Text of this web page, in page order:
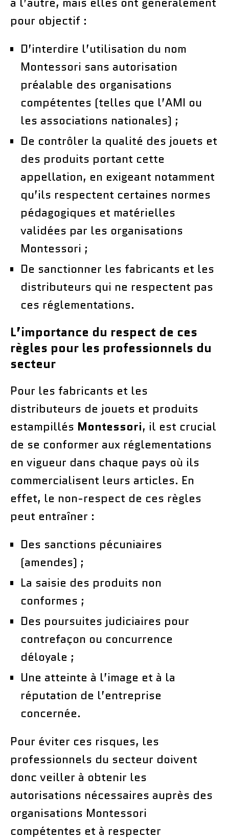
pour objectif :
D’interdire l’utilisation du nom
Montessori sans autorisation
préalable des organisations
compétentes (telles que l’AMI ou
les associations nationales) ;
De contrôler la qualité des jouets et
des produits portant cette
appellation, en exigeant notamment
qu’ils respectent certaines normes
pédagogiques et matérielles
validées par les organisations
Montessori ;
De sanctionner les fabricants et les
distributeurs qui ne respectent pas
ces réglementations.
L’importance du respect de ces
règles pour les professionnels du
secteur
Pour les fabricants et les
distributeurs de jouets et produits
estampillés Montessori, il est crucial
de se conformer aux réglementations
en vigueur dans chaque pays où ils
commercialisent leurs articles. En
effet, le non-respect de ces règles
peut entraîner :
Des sanctions pécuniaires
(amendes) ;
La saisie des produits non
conformes ;
Des poursuites judiciaires pour
contrefaçon ou concurrence
déloyale ;
Une atteinte à l’image et à la
réputation de l’entreprise
concernée.
Pour éviter ces risques, les
professionnels du secteur doivent
donc veiller à obtenir les
autorisations nécessaires auprès des
organisations Montessori
compétentes et à respecter